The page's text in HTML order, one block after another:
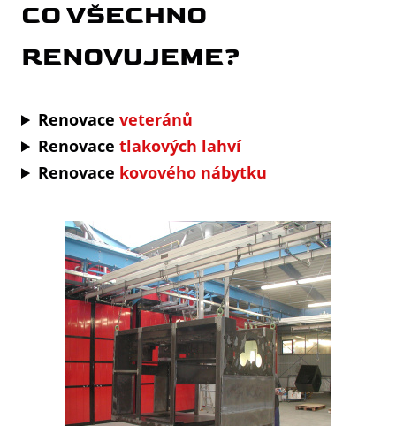
CO VŠECHNO
RENOVUJEME?
Renovace veteránů
Renovacetlakových lahví
Renovace kovového nábytku